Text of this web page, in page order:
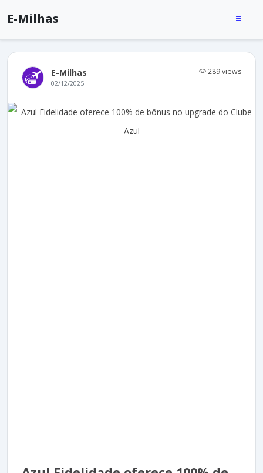
E-Milhas
E-Milhas 289 views
02/12/2025